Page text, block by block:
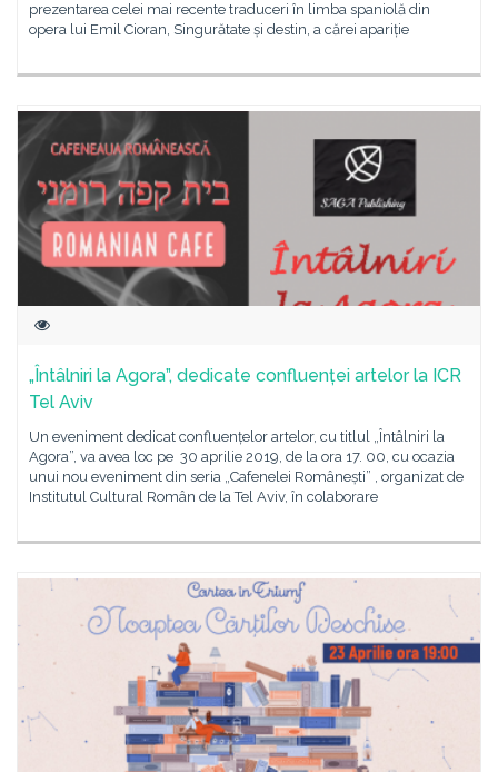
prezentarea celei mai recente traduceri în limba spaniolă din
opera lui Emil Cioran, Singurătate și destin, a cărei apariție
„Întâlniri la Agora”, dedicate confluenței artelor la ICR
Tel Aviv
Un eveniment dedicat confluențelor artelor, cu titlul „Întâlniri la
Agora”, va avea loc pe 30 aprilie 2019, de la ora 17. 00, cu ocazia
unui nou eveniment din seria „Cafenelei Românești” , organizat de
Institutul Cultural Român de la Tel Aviv, în colaborare